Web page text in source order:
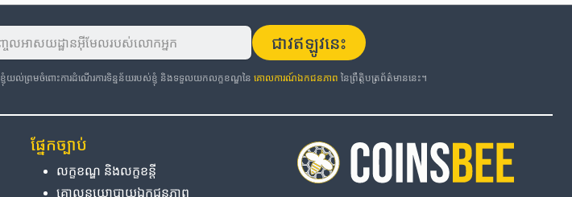
ជាវឥឡូវនេះ
ខ្ញុំយល់ព្រមចំពោះការដំណើរការទិន្នន័យរបស់ខ្ញុំ និងទទួលយកលក្ខខណ្ឌនៃ គោលការណ៍ឯកជនភាព នៃព្រឹត្តិបត្រព័ត៌មាននេះ។
ផ្នែក​ច្បាប់
លក្ខខណ្ឌ និង​លក្ខខន្តី
គោលនយោបាយ​ឯកជនភាព